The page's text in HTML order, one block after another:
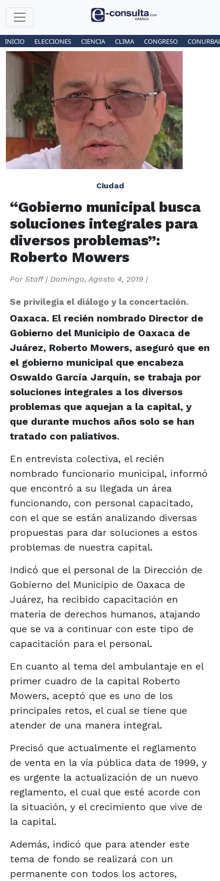
INICIO ELECCIONES CIENCIA CLIMA CONGRESO
Ciudad
“Gobierno municipal busca
soluciones integrales para
diversos problemas”:
Roberto Mowers
Por Staff| Domingo, Agosto 4, 2019 |
Se privilegia el diálogo y la concertación.
Oaxaca. El recién nombrado Director de
Gobierno del Municipio de Oaxaca de
Juárez, Roberto Mowers, aseguró que en
el gobierno municipal que encabeza
Oswaldo García Jarquín, se trabaja por
soluciones integrales a los diversos
problemas que aquejan a la capital, y
que durante muchos años solo se han
tratado con paliativos.
En entrevista colectiva, el recién
nombrado funcionario municipal, informó
que encontró a su llegada un área
funcionando, con personal capacitado,
con el que se están analizando diversas
propuestas para dar soluciones a estos
problemas de nuestra capital.
Indicó que el personal de la Dirección de
Gobierno del Municipio de Oaxaca de
Juárez, ha recibido capacitación en
materia de derechos humanos, atajando
que se va a continuar con este tipo de
capacitación para el personal.
En cuanto al tema del ambulantaje en el
primer cuadro de la capital Roberto
Mowers, aceptó que es uno de los
principales retos, el cual se tiene que
atender de una manera integral.
Precisó que actualmente el reglamento
de venta en la vía pública data de 1999, y
es urgente la actualización de un nuevo
reglamento, el cual que esté acorde con
la situación, y el crecimiento que vive de
la capital.
Además, indicó que para atender este
tema de fondo se realizará con un
permanente con todos los actores,